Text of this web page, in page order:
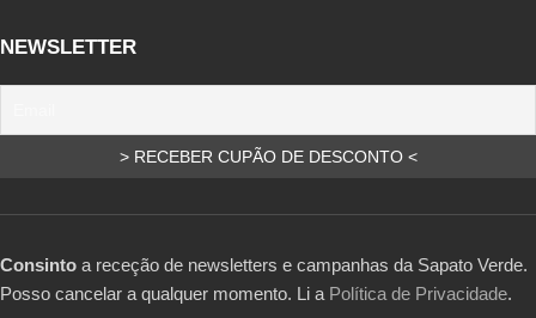
NEWSLETTER
Consinto a receção de newsletters e campanhas da Sapato Verde.
Posso cancelar a qualquer momento. Li a Política de Privacidade.